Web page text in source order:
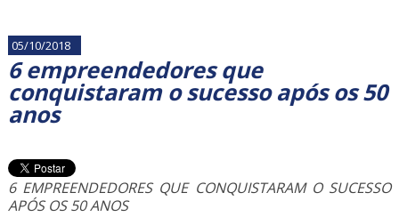
05/10/2018
6 empreendedores que
conquistaram o sucesso após os 50
anos
6 EMPREENDEDORES QUE CONQUISTARAM O SUCESSO
APÓS OS 50 ANOS